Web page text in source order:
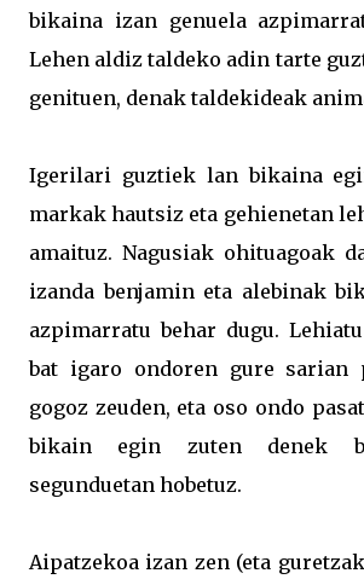
bikaina izan genuela
Lehen aldiz taldeko adin tarte
genituen, denak taldekideak
Igerilari guztiek lan bikaina
markak hautsiz eta gehienetan
amaituz. Nagusiak ohituagoak
izanda benjamin eta alebinak
azpimarratu behar dugu.
bat igaro ondoren gure sarian
gogoz zeuden, eta oso ondo
bikain egin zuten denek
segunduetan hobetuz.
Aipatzekoa izan zen (eta